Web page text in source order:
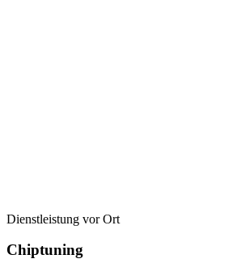
Dienstleistung vor Ort
Chiptuning